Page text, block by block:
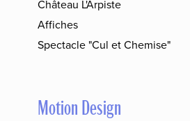
Château L'Arpiste
Affiches
Spectacle "Cul et Chemise"
Motion Design